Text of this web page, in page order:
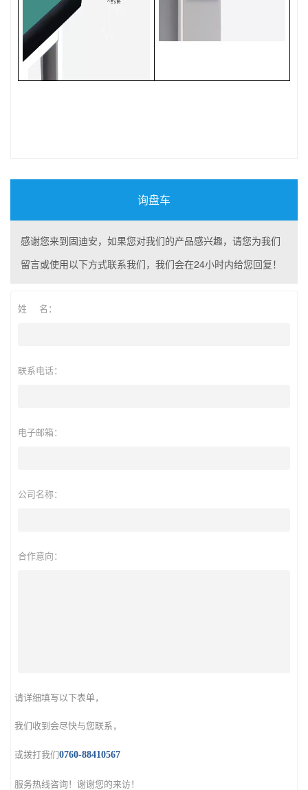
询盘车
感谢您来到固迪安，如果您对我们的产品感兴趣，请您为我们
留言或使用以下方式联系我们，我们会在24小时内给您回复！
姓 名：
联系电话：
电子邮箱：
公司名称：
合作意向：
请详细填写以下表单，
我们收到会尽快与您联系，
或拨打我们0760-88410567
服务热线咨询！谢谢您的来访！